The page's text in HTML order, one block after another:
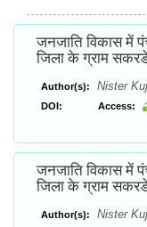
जनजाति विकास में
जिला के ग्राम
Author(s): Nister
DOI: Access:
जनजाति विकास में
जिला के ग्राम
Author(s): Nister